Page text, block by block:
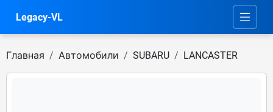
Legacy-VL
Главная Автомобили SUBARU LANCASTER